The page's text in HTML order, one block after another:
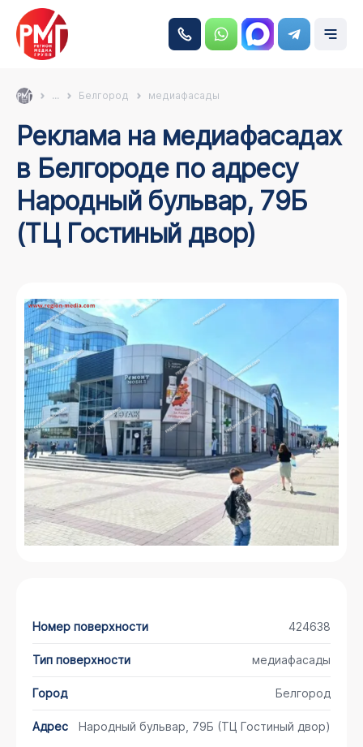
... Белгород медиафасады
Реклама на медиафасадах
в Белгороде по адресу
Народный бульвар, 79Б
(ТЦ Гостиный двор)
Номер поверхности 424638
Тип поверхности медиафасады
Город Белгород
Адрес Народный бульвар, 79Б (ТЦ Гостиный двор)